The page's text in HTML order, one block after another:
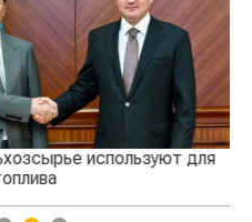
используют для